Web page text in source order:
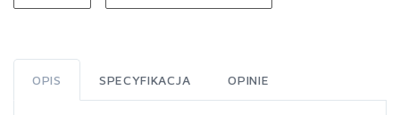
OPIS SPECYFIKACJA OPINIE